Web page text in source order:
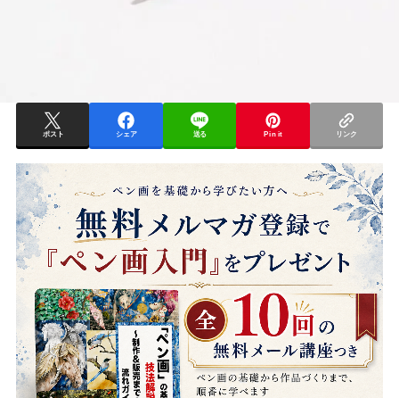
ポスト シェア 送る Pin it リンク